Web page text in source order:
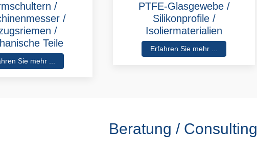
/
/
/
Teile
Sie mehr ...
PTFE-Glasgewebe /
Silikonprofile /
Isoliermaterialien
Erfahren Sie mehr ...
Beratung / Consulting